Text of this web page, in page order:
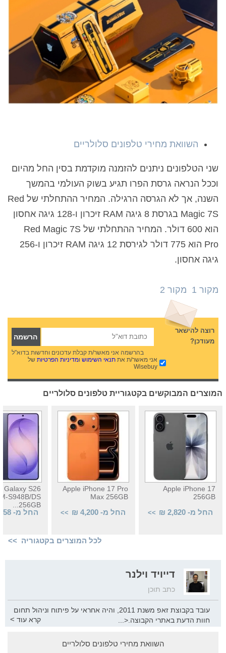
השוואת מחירי טלפונים סלולריים
שני הטלפונים ניתנים להזמנה מוקדמת בסין החל מהיום
וככל הנראה גרסת הפרו תגיע בשוק העולמי בהמשך
השנה, אך לא הגרסה הרגילה. המחיר ההתחלתי של Red
Magic 7S בגרסת 8 גיגה RAM זיכרון ו-128 גיגה אחסון
הוא 600 דולר. המחיר ההתחלתי של Red Magic 7S
Pro הוא 775 דולר לגירסת 12 גיגה RAM זיכרון ו-256
גיגה אחסון.
מקור 1 מקור 2
רוצה להישאר
מעודכן?
בהרשמה אני מאשר/ת קבלת עדכונים וחדשות בדוא"ל
אני מאשר/ת את תנאי השימושומדיניות הפרטיותשל
Wisebuy
המוצרים המבוקשים בקטגוריית טלפונים סלולריים
Apple iPhone 17
256GB
החל מ- 2,820 ₪ >>
Apple iPhone 17 Pro
Max 256GB
החל מ- 4,200 ₪ >>
Galaxy S26
S948B/DS
256GB...
החל מ- 3,058 ₪
לכל המוצרים בקטגוריה >>
דייויד וילנר
כתב תוכן
עובד בקבוצת זאפ משנת 2011, והיה אחראי על פיתוח וניהול תחום
חוות הדעת באתרי הקבוצה.<
קרא עוד >
השוואת מחירי טלפונים סלולריים